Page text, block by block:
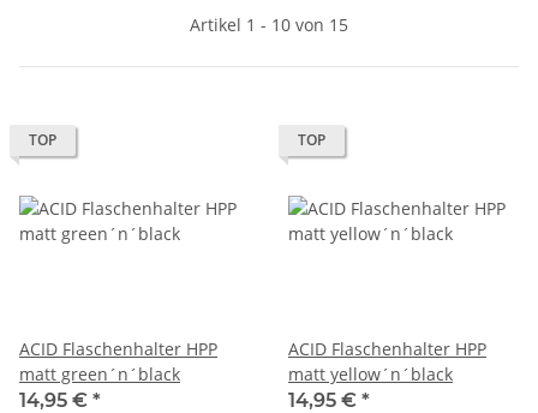
Artikel 1 - 10 von 15
TOP
ACID Flaschenhalter HPP
matt green´n´black
14,95 € *
TOP
ACID Flaschenhalter HPP
matt yellow´n´black
14,95 € *